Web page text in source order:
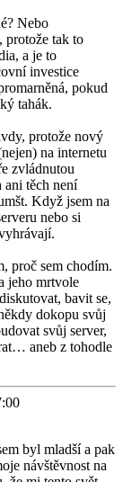
Nebo
protože tak to
a je to
investice
pokud
tahák.
protože nový
na internetu
zvládnutou
ani těch není
Když jsem na
nebo si
proč sem chodím.
jeho mrtvole
bavit se,
dokopu svůj
svůj server,
aneb z tohodle
byl mladší a pak
návštěvnost na